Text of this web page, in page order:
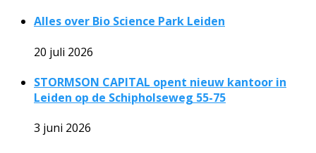
Alles over Bio Science Park Leiden
20 juli 2026
STORMSON CAPITAL opent nieuw kantoor in
Leiden op de Schipholseweg 55-75
3 juni 2026